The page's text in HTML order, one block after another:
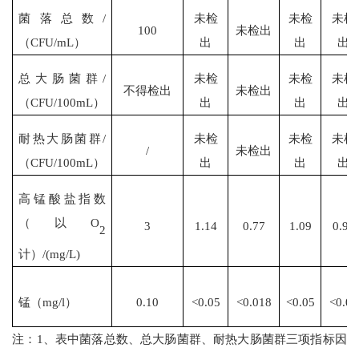
菌落总数 /
（CFU/mL）
100
未检
出
未检出
未检
出
未检
出
总大肠菌群 /
（CFU/100mL）
不得检出
未检
出
未检出
未检
出
未检
出
耐热大肠菌群/
（CFU/100mL）
/
未检
出
未检出
未检
出
未检
出
高锰酸盐指数
（以 O2
计）/(mg/L)
3 1.14 0.77 1.09 0.96
锰（mg/l） 0.10 <0.05 <0.018 <0.05 <0.05
注： 1、表中菌落总数、总大肠菌群、耐热大肠菌群三项指标因